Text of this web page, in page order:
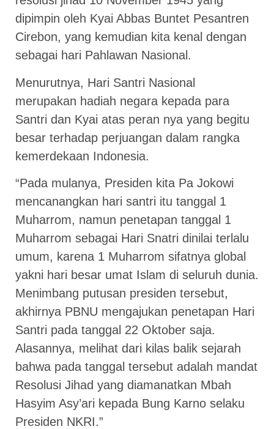
dipimpin oleh Kyai Abbas Buntet Pesantren
Cirebon, yang kemudian kita kenal dengan
sebagai hari Pahlawan Nasional.
Menurutnya, Hari Santri Nasional
merupakan hadiah negara kepada para
Santri dan Kyai atas peran nya yang begitu
besar terhadap perjuangan dalam rangka
kemerdekaan Indonesia.
“Pada mulanya, Presiden kita Pa Jokowi
mencanangkan hari santri itu tanggal 1
Muharrom, namun penetapan tanggal 1
Muharrom sebagai Hari Snatri dinilai terlalu
umum, karena 1 Muharrom sifatnya global
yakni hari besar umat Islam di seluruh dunia.
Menimbang putusan presiden tersebut,
akhirnya PBNU mengajukan penetapan Hari
Santri pada tanggal 22 Oktober saja.
Alasannya, melihat dari kilas balik sejarah
bahwa pada tanggal tersebut adalah mandat
Resolusi Jihad yang diamanatkan Mbah
Hasyim Asy’ari kepada Bung Karno selaku
Presiden NKRI.”